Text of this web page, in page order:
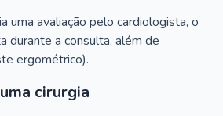
uma avaliação pelo cardiologista, o
durante a consulta, além de
ergométrico).
cirurgia